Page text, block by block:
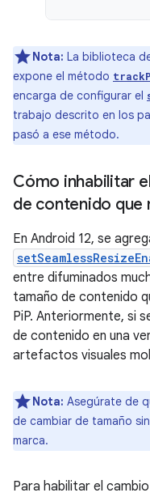
Nota: La biblioteca
expone el método
encarga de configurar el
trabajo descrito en los
pasó a ese método.
Cómo inhabilitar
de contenido que
En Android 12, se
entre difuminados
tamaño de contenido
PiP. Anteriormente, si
de contenido en una
artefactos visuales
Nota: Asegúrate de
de cambiar de tamaño
marca.
Para habilitar el